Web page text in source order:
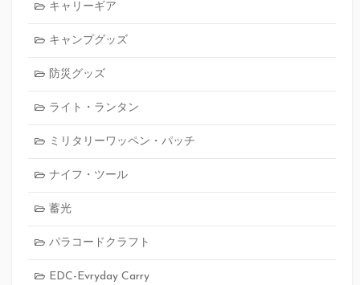
キャリーギア
キャンプグッズ
防災グッズ
ライト・ランタン
ミリタリーワッペン・パッチ
ナイフ・ツール
蓄光
パラコードクラフト
EDC-Evryday Carry